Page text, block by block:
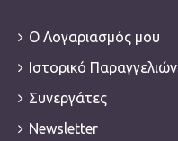
Ο Λογαριασμός μου
Ιστορικό Παραγγελιών
Συνεργάτες
Newsletter